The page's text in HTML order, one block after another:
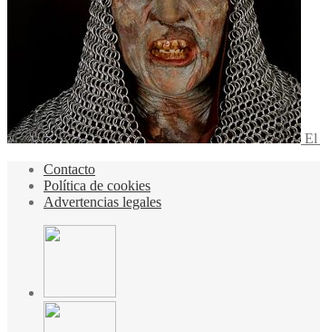
El
Contacto
Política de cookies
Advertencias legales